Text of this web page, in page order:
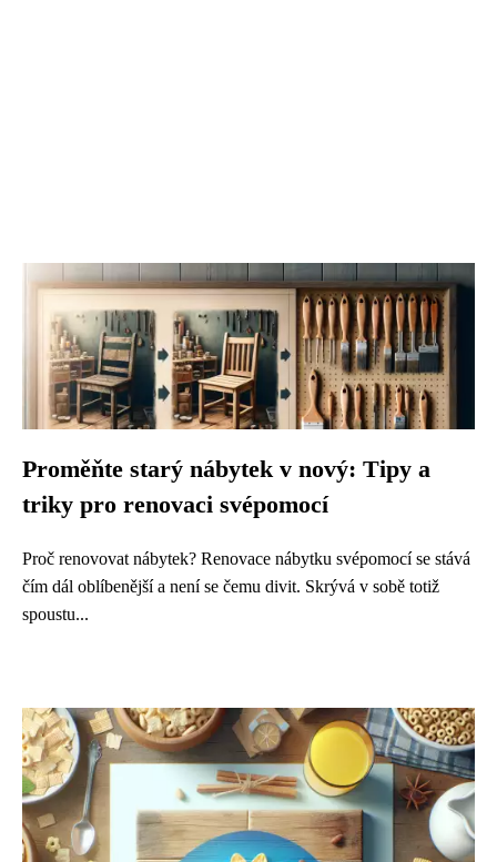
Proměňte starý nábytek v nový: Tipy a
triky pro renovaci svépomocí
Proč renovovat nábytek? Renovace nábytku svépomocí se stává
čím dál oblíbenější a není se čemu divit. Skrývá v sobě totiž
spoustu...